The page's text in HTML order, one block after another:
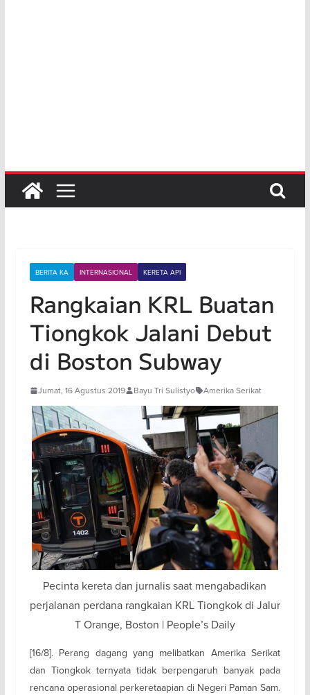
BERITA KA INTERNASIONAL KERETA API
Rangkaian KRL Buatan
Tiongkok Jalani Debut
di Boston Subway
Jumat, 16 Agustus 2019 Bayu Tri Sulistyo Amerika Serikat
Pecinta kereta dan jurnalis saat mengabadikan
perjalanan perdana rangkaian KRL Tiongkok di Jalur
T Orange, Boston | People’s Daily
[16/8]. Perang dagang yang melibatkan Amerika Serikat
dan Tiongkok ternyata tidak berpengaruh banyak pada
rencana operasional perkeretaapian di Negeri Paman Sam.